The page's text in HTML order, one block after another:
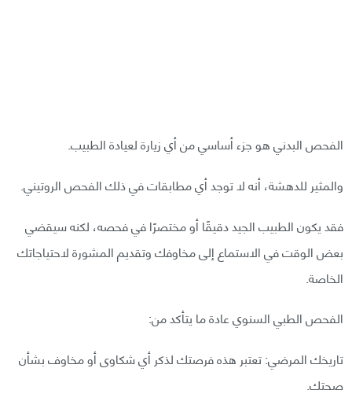
الفحص البدني هو جزء أساسي من أي زيارة لعيادة الطبيب.
والمثير للدهشة، أنه لا توجد أي مطابقات في ذلك الفحص الروتيني.
فقد يكون الطبيب الجيد دقيقًا أو مختصرًا في فحصه، لكنه سيقضي
بعض الوقت في الاستماع إلى مخاوفك وتقديم المشورة لاحتياجاتك
الخاصة.
الفحص الطبي السنوي عادة ما يتأكد من:
تاريخك المرضي: تعتبر هذه فرصتك لذكر أي شكاوى أو مخاوف بشأن
صحتك.